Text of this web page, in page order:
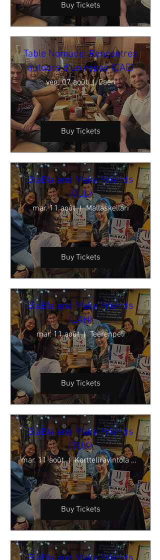
Buy Tickets
Table Nomade: Rencontres
autours d'un repas (CAE)
ven. 07 août Caen
Buy Tickets
BlaBla and Make Friends
(OUL)
mar. 11 août Mallaskellari
Buy Tickets
BlaBla and Make Friends
(LAH)
mar. 11 août Teerenpeli
Buy Tickets
BlaBla and Make Friends
(TUK)
mar. 11 août Kortteliravintola ARVO
Buy Tickets